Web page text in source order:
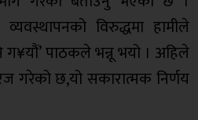
विरुद्धमा हामीले
पाठकले भन्नू भयो । अहिले
गरेको छ,यो सकारात्मक निर्णय